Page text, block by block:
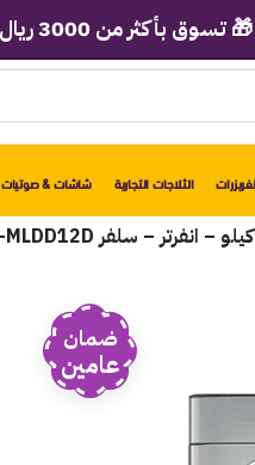
الثلاجات التجارية شاشات & صوتيات
ضمان
عامين
من 3000 ريال ولف عجلة الهدايا الفورية!